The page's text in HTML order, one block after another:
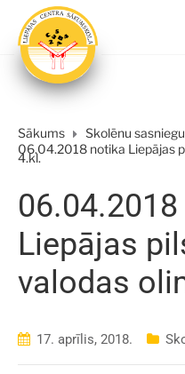
Sākums
Skolēnu
06.04.2018 notika Liepājas
4.kl.
Liepājas
valodas
17. aprīlis, 2018.